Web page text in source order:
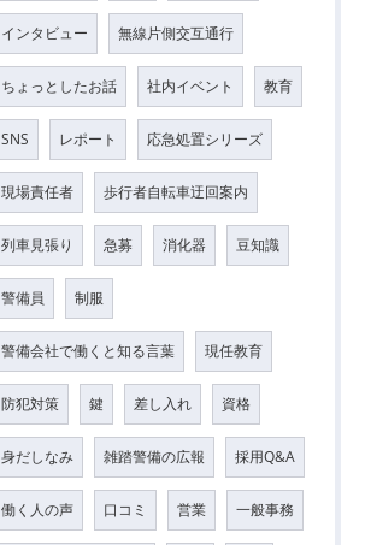
インタビュー 無線片側交互通行
ちょっとしたお話 社内イベント 教育
SNS レポート 応急処置シリーズ
現場責任者 歩行者自転車迂回案内
列車見張り 急募 消化器 豆知識
警備員 制服
警備会社で働くと知る言葉 現任教育
防犯対策 鍵 差し入れ 資格
身だしなみ 雑踏警備の広報 採用Q&A
働く人の声 口コミ 営業 一般事務